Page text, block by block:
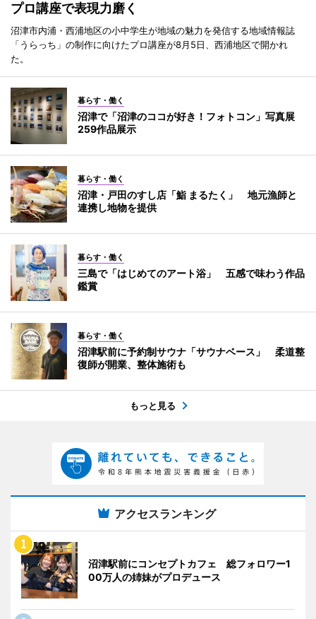
プロ講座で表現力磨く
沼津市内浦・西浦地区の小中学生が地域の魅力を発信する地域情報誌
「うらっち」の制作に向けたプロ講座が8月5日、西浦地区で開かれ
た。
暮らす・働く
沼津で「沼津のココが好き！フォトコン」写真展
259作品展示
暮らす・働く
沼津・戸田のすし店「鮨 まるたく」 地元漁師と
連携し地物を提供
暮らす・働く
三島で「はじめてのアート浴」 五感で味わう作品
鑑賞
暮らす・働く
沼津駅前に予約制サウナ「サウナベース」 柔道整
復師が開業、整体施術も
もっと見る
アクセスランキング
沼津駅前にコンセプトカフェ 総フォロワー1
00万人の姉妹がプロデュース